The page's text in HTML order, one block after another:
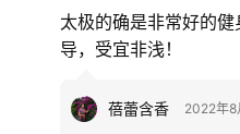
太极的确是非常好的
导，受宜非浅！
蓓蕾含香 2022年8